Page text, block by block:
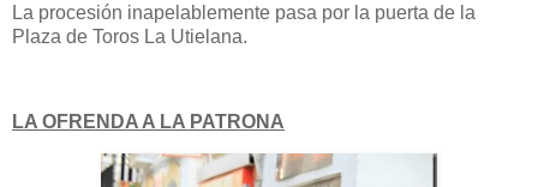
La procesión inapelablemente pasa por la puerta de la
Plaza de Toros La Utielana.
LA OFRENDA A LA PATRONA